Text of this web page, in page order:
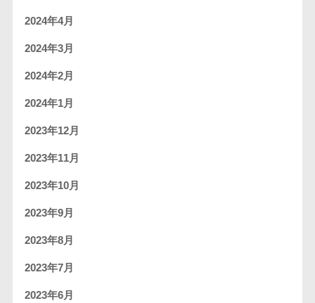
2024年4月
2024年3月
2024年2月
2024年1月
2023年12月
2023年11月
2023年10月
2023年9月
2023年8月
2023年7月
2023年6月